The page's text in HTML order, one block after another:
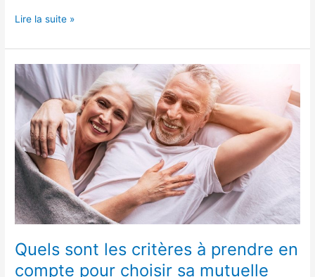
Lire la suite »
Quels sont les critères à prendre en
compte pour choisir sa mutuelle
Quels
sont
les
critères
prendre
en
compte
pour
choisir
sa
mutuelle
senior
?